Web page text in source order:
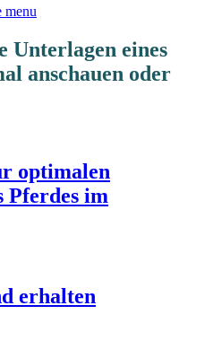
menu
Unterlagen eines
anschauen oder
optimalen
Pferdes im
erhalten